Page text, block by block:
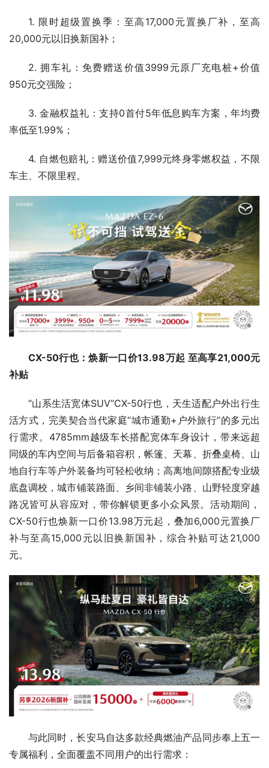
1. 限时超级置换季：至高17,000元置换厂补，至高
20,000元以旧换新国补；
2. 拥车礼：免费赠送价值3999元原厂充电桩+价值
950元交强险；
3. 金融权益礼：支持0首付5年低息购车方案，年均费
率低至1.99%；
4. 自燃包赔礼：赠送价值7,999元终身零燃权益，不限
车主、不限里程。
CX-50行也：焕新一口价13.98万起 至高享21,000元
补贴
“山系生活宽体SUV”CX-50行也，天生适配户外出行生
活方式，完美契合当代家庭“城市通勤+户外旅行”的多元出
行需求。4785mm越级车长搭配宽体车身设计，带来远超
同级的车内空间与后备箱容积，帐篷、天幕、折叠桌椅、山
地自行车等户外装备均可轻松收纳；高离地间隙搭配专业级
底盘调校，城市铺装路面、乡间非铺装小路、山野轻度穿越
路况皆可从容应对，带你解锁更多小众风景。活动期间，
CX-50行也焕新一口价13.98万元起，叠加6,000元置换厂
补与至高15,000元以旧换新国补，综合补贴可达21,000
元。
与此同时，长安马自达多款经典燃油产品同步奉上五一
专属福利，全面覆盖不同用户的出行需求：